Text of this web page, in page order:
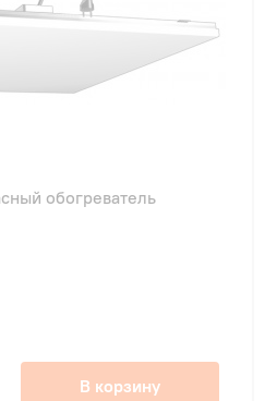
обогреватель
В корзину